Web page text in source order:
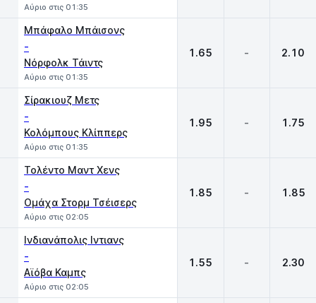
Αύριο στις 01:35
Μπάφαλο Μπάισονς
-
Νόρφολκ Τάιντς
Αύριο στις 01:35
1.65 - 2.10
Σίρακιουζ Μετς
-
Κολόμπους Κλίππερς
Αύριο στις 01:35
1.95 - 1.75
Τολέντο Μαντ Χενς
-
Ομάχα Στορμ Τσέισερς
Αύριο στις 02:05
1.85 - 1.85
Ινδιανάπολις Ιντιανς
-
Αϊόβα Καμπς
Αύριο στις 02:05
1.55 - 2.30